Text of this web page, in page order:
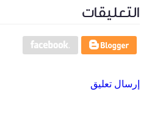
التعليقات
إرسال تعليق